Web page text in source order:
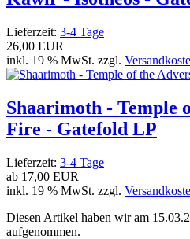
Lieferzeit: 3-4 Tage
26,00 EUR
inkl. 19 % MwSt. zzgl.
Shaarimoth - Temple
Fire - Gatefold LP
Lieferzeit: 3-4 Tage
ab 17,00 EUR
inkl. 19 % MwSt. zzgl.
Diesen Artikel haben wir am
aufgenommen.